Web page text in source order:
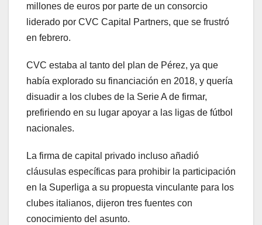
millones de euros por parte de un consorcio
liderado por CVC Capital Partners, que se frustró
en febrero.
CVC estaba al tanto del plan de Pérez, ya que
había explorado su financiación en 2018, y quería
disuadir a los clubes de la Serie A de firmar,
prefiriendo en su lugar apoyar a las ligas de fútbol
nacionales.
La firma de capital privado incluso añadió
cláusulas específicas para prohibir la participación
en la Superliga a su propuesta vinculante para los
clubes italianos, dijeron tres fuentes con
conocimiento del asunto.